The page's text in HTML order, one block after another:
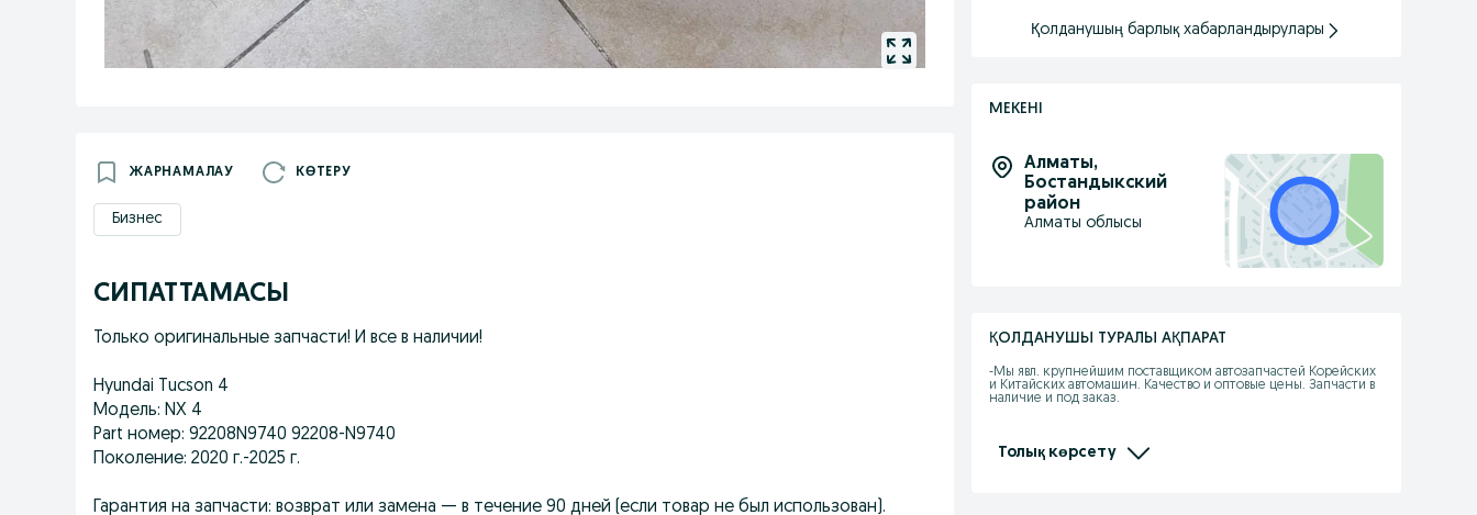
ЖАРНАМАЛАУ КӨТЕРУ
Бизнес
СИПАТТАМАСЫ
Только оригинальные запчасти! И все в наличии!
Hyundai Tucson 4
Модель: NX 4
Part номер: 92208N9740 92208-N9740
Поколение: 2020 г.-2025 г.
Гарантия на запчасти: возврат или замена — в течение 90 дней (если товар не был использован).
Қолданушың барлық хабарландырулары
МЕКЕНІ
Алматы,
Бостандыкский
район
Алматы облысы
ҚОЛДАНУШЫ ТУРАЛЫ АҚПАРАТ
-Мы явл. крупнейшим поставщиком автозапчастей Корейских
и Китайских автомашин. Качество и оптовые цены. Запчасти в
наличие и под заказ.
- Действует покупка в рассрочку.
Толық көрсету